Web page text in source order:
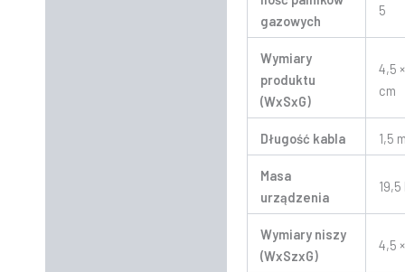
gazowych
5
Wymiary
produktu
(WxSxG)
4,5
cm
Długość kabla 1,5
Masa
urządzenia
Wymiary niszy
(WxSzxG)
4,5